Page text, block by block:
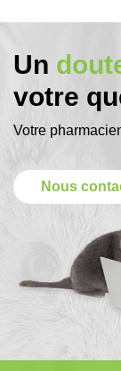
Un
votre
Votre
Nous